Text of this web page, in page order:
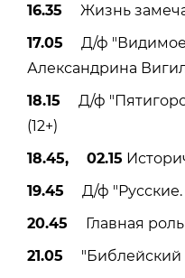
16.35 Жизнь
17.05 Д/ф "Видимое
Александрина
18.15 Д/ф
(12+)
18.45, 02.15
19.45 Д/ф "Русские.
20.45 Главная роль
21.05 "Библейский